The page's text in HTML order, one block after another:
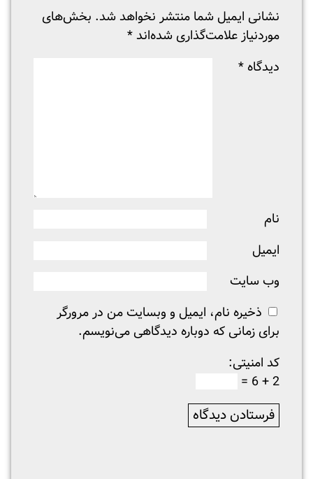
نشانی ایمیل شما منتشر نخواهد شد. بخش‌های
موردنیاز علامت‌گذاری شده‌اند *
دیدگاه *
نام
ایمیل
وب‌ سایت
ذخیره نام، ایمیل و وبسایت من در مرورگر
برای زمانی که دوباره دیدگاهی می‌نویسم.
کد امنیتی:
2 + 6 =